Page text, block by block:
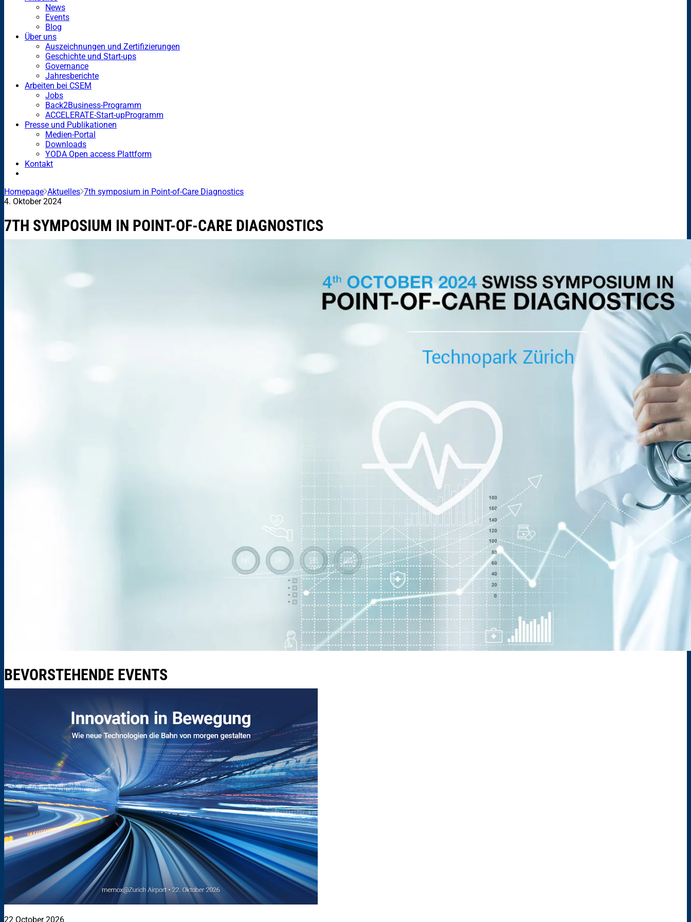
News
Events
Blog
Über uns
Auszeichnungen und Zertifizierungen
Geschichte und Start-ups
Governance
Jahresberichte
Arbeiten bei CSEM
Jobs
Back2Business-Programm
ACCELERATE-Start-upProgramm
Presse und Publikationen
Medien-Portal
Downloads
YODA Open access Plattform
Kontakt
Homepage Aktuelles 7th symposium in Point-of-Care Diagnostics
4. Oktober 2024
7TH SYMPOSIUM IN POINT-OF-CARE DIAGNOSTICS
BEVORSTEHENDE EVENTS
22 October 2026